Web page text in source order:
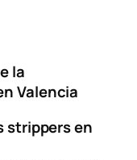
la
Valencia
strippers en